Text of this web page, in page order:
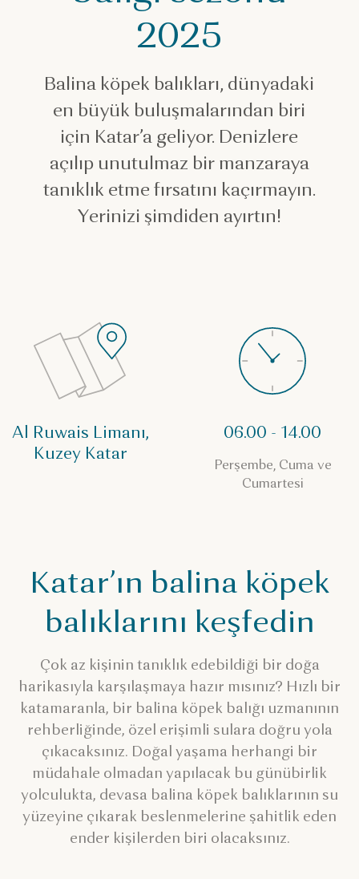
2025
Balina köpek balıkları, dünyadaki
en büyük buluşmalarından biri
için Katar’a geliyor. Denizlere
açılıp unutulmaz bir manzaraya
tanıklık etme fırsatını kaçırmayın.
Yerinizi şimdiden ayırtın!
Al Ruwais Limanı,
Kuzey Katar
06.00 - 14.00
Perşembe, Cuma ve
Cumartesi
Katar’ın balina köpek
balıklarını keşfedin
Çok az kişinin tanıklık edebildiği bir doğa
harikasıyla karşılaşmaya hazır mısınız? Hızlı bir
katamaranla, bir balina köpek balığı uzmanının
rehberliğinde, özel erişimli sulara doğru yola
çıkacaksınız. Doğal yaşama herhangi bir
müdahale olmadan yapılacak bu günübirlik
yolculukta, devasa balina köpek balıklarının su
yüzeyine çıkarak beslenmelerine şahitlik eden
ender kişilerden biri olacaksınız.